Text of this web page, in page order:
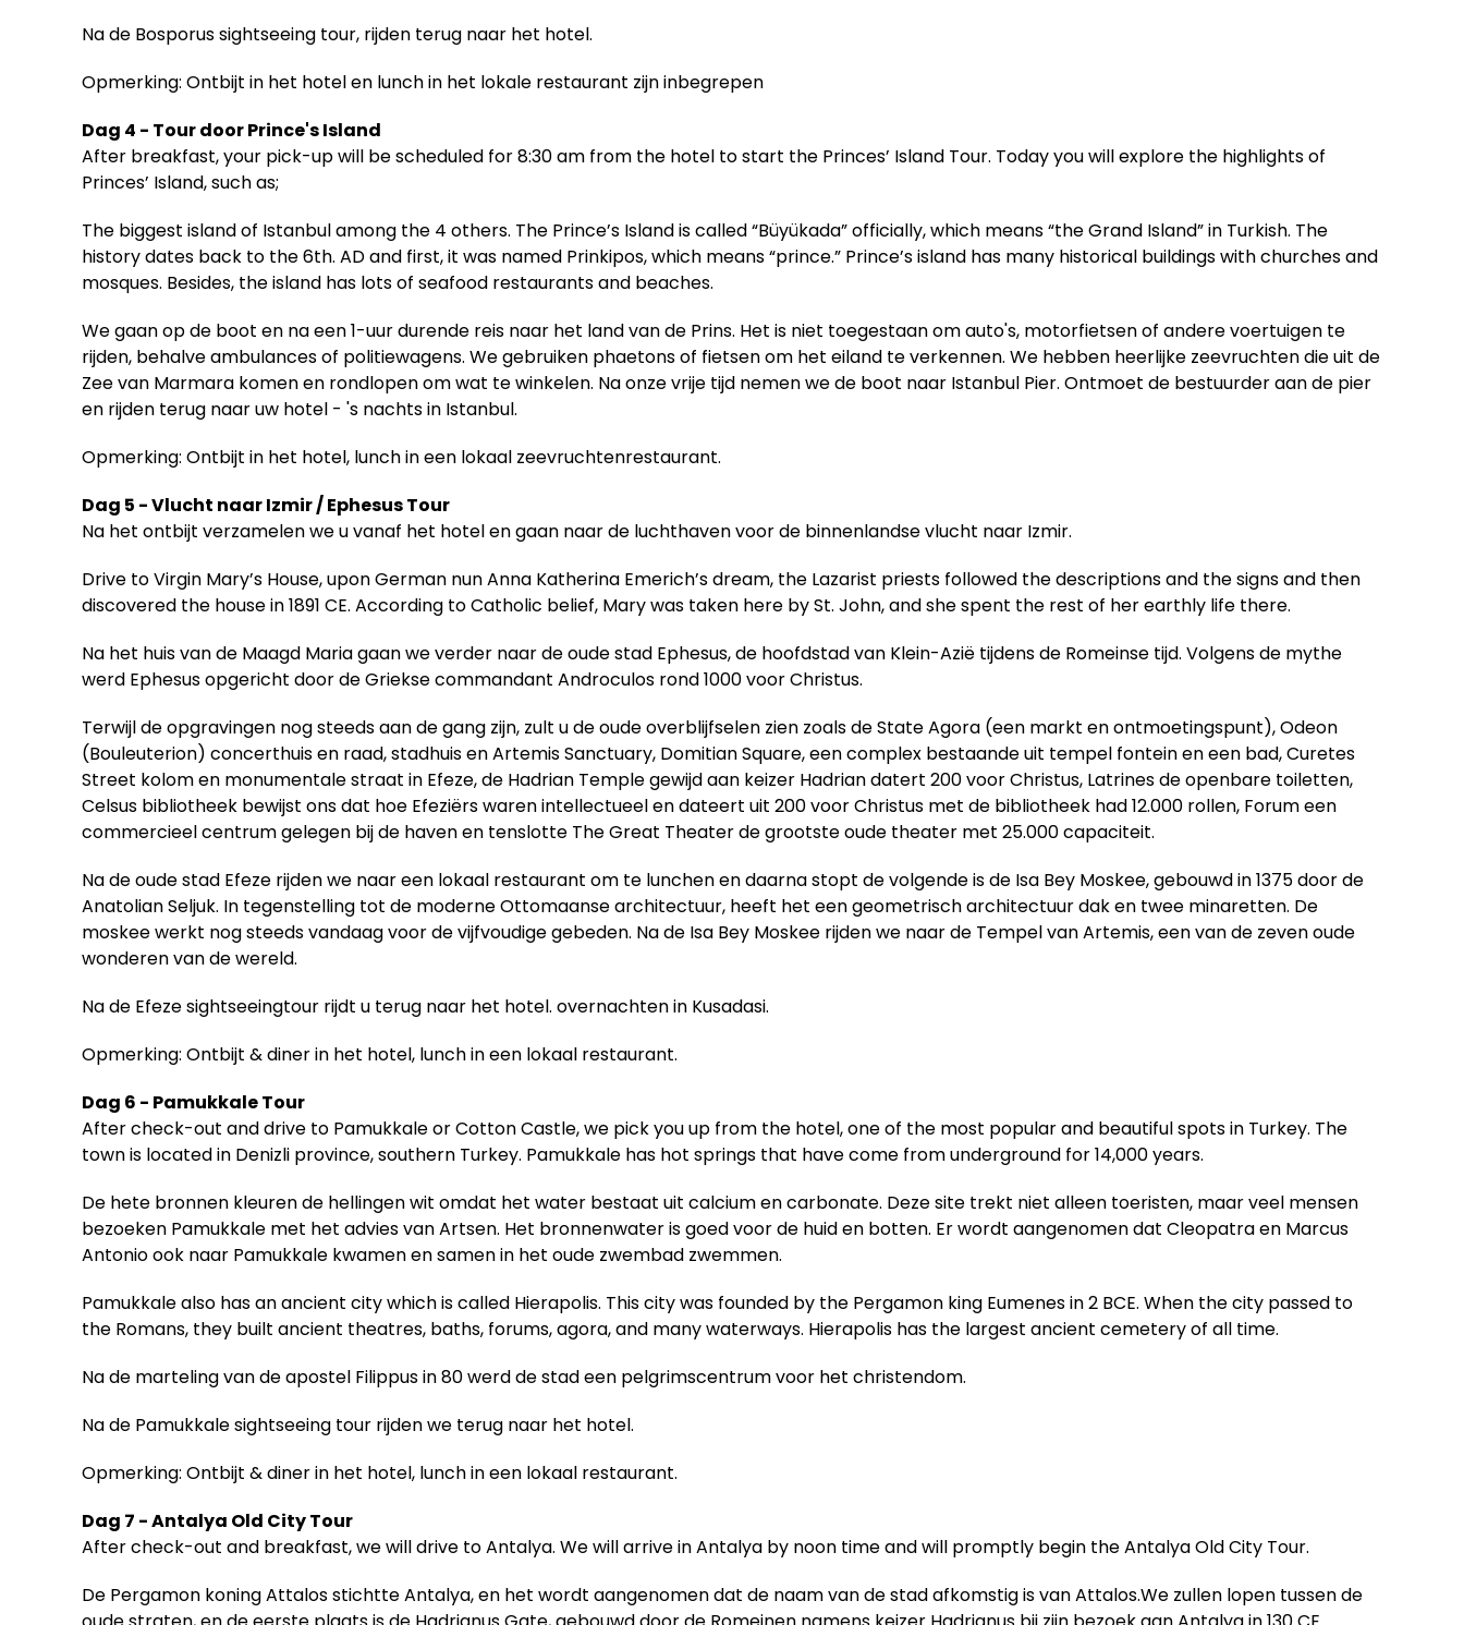
Na de Bosporus sightseeing tour, rijden terug naar het hotel.
Opmerking: Ontbijt in het hotel en lunch in het lokale restaurant zijn inbegrepen
Dag 4 - Tour door Prince's Island
After breakfast, your pick-up will be scheduled for 8:30 am from the hotel to start the Princes’ Island Tour. Today you will explore the highlights of
Princes’ Island, such as;
The biggest island of Istanbul among the 4 others. The Prince’s Island is called “Büyükada” officially, which means “the Grand Island” in Turkish. The
history dates back to the 6th. AD and first, it was named Prinkipos, which means “prince.” Prince’s island has many historical buildings with churches and
mosques. Besides, the island has lots of seafood restaurants and beaches.
We gaan op de boot en na een 1-uur durende reis naar het land van de Prins. Het is niet toegestaan om auto's, motorfietsen of andere voertuigen te
rijden, behalve ambulances of politiewagens. We gebruiken phaetons of fietsen om het eiland te verkennen. We hebben heerlijke zeevruchten die uit de
Zee van Marmara komen en rondlopen om wat te winkelen. Na onze vrije tijd nemen we de boot naar Istanbul Pier. Ontmoet de bestuurder aan de pier
en rijden terug naar uw hotel - 's nachts in Istanbul.
Opmerking: Ontbijt in het hotel, lunch in een lokaal zeevruchtenrestaurant.
Dag 5 - Vlucht naar Izmir / Ephesus Tour
Na het ontbijt verzamelen we u vanaf het hotel en gaan naar de luchthaven voor de binnenlandse vlucht naar Izmir.
Drive to Virgin Mary’s House, upon German nun Anna Katherina Emerich’s dream, the Lazarist priests followed the descriptions and the signs and then
discovered the house in 1891 CE. According to Catholic belief, Mary was taken here by St. John, and she spent the rest of her earthly life there.
Na het huis van de Maagd Maria gaan we verder naar de oude stad Ephesus, de hoofdstad van Klein-Azië tijdens de Romeinse tijd. Volgens de mythe
werd Ephesus opgericht door de Griekse commandant Androculos rond 1000 voor Christus.
Terwijl de opgravingen nog steeds aan de gang zijn, zult u de oude overblijfselen zien zoals de State Agora (een markt en ontmoetingspunt), Odeon
(Bouleuterion) concerthuis en raad, stadhuis en Artemis Sanctuary, Domitian Square, een complex bestaande uit tempel fontein en een bad, Curetes
Street kolom en monumentale straat in Efeze, de Hadrian Temple gewijd aan keizer Hadrian datert 200 voor Christus, Latrines de openbare toiletten,
Celsus bibliotheek bewijst ons dat hoe Efeziërs waren intellectueel en dateert uit 200 voor Christus met de bibliotheek had 12.000 rollen, Forum een
commercieel centrum gelegen bij de haven en tenslotte The Great Theater de grootste oude theater met 25.000 capaciteit.
Na de oude stad Efeze rijden we naar een lokaal restaurant om te lunchen en daarna stopt de volgende is de Isa Bey Moskee, gebouwd in 1375 door de
Anatolian Seljuk. In tegenstelling tot de moderne Ottomaanse architectuur, heeft het een geometrisch architectuur dak en twee minaretten. De
moskee werkt nog steeds vandaag voor de vijfvoudige gebeden. Na de Isa Bey Moskee rijden we naar de Tempel van Artemis, een van de zeven oude
wonderen van de wereld.
Na de Efeze sightseeingtour rijdt u terug naar het hotel. overnachten in Kusadasi.
Opmerking: Ontbijt & diner in het hotel, lunch in een lokaal restaurant.
Dag 6 - Pamukkale Tour
After check-out and drive to Pamukkale or Cotton Castle, we pick you up from the hotel, one of the most popular and beautiful spots in Turkey. The
town is located in Denizli province, southern Turkey. Pamukkale has hot springs that have come from underground for 14,000 years.
De hete bronnen kleuren de hellingen wit omdat het water bestaat uit calcium en carbonate. Deze site trekt niet alleen toeristen, maar veel mensen
bezoeken Pamukkale met het advies van Artsen. Het bronnenwater is goed voor de huid en botten. Er wordt aangenomen dat Cleopatra en Marcus
Antonio ook naar Pamukkale kwamen en samen in het oude zwembad zwemmen.
Pamukkale also has an ancient city which is called Hierapolis. This city was founded by the Pergamon king Eumenes in 2 BCE. When the city passed to
the Romans, they built ancient theatres, baths, forums, agora, and many waterways. Hierapolis has the largest ancient cemetery of all time.
Na de marteling van de apostel Filippus in 80 werd de stad een pelgrimscentrum voor het christendom.
Na de Pamukkale sightseeing tour rijden we terug naar het hotel.
Opmerking: Ontbijt & diner in het hotel, lunch in een lokaal restaurant.
Dag 7 - Antalya Old City Tour
After check-out and breakfast, we will drive to Antalya. We will arrive in Antalya by noon time and will promptly begin the Antalya Old City Tour.
De Pergamon koning Attalos stichtte Antalya, en het wordt aangenomen dat de naam van de stad afkomstig is van Attalos.We zullen lopen tussen de